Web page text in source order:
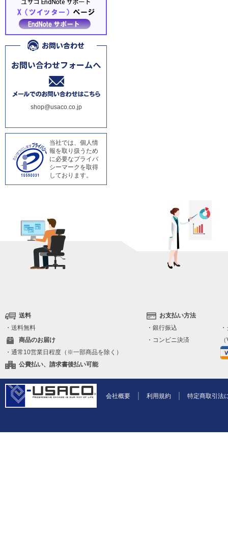
shop@usaco.co.jp
当社では、個人情
報を取り扱うため
に必要なプライバ
シーマークを取得
しております。
送料
・送料無料
商品のお届け
・通常10営業日程度（※一部商品を除く）
公費払い、請求書後払い可能
お支払い方法
・銀行振込
・コンビニ決済
会社概要 利用規約 特定商取引法